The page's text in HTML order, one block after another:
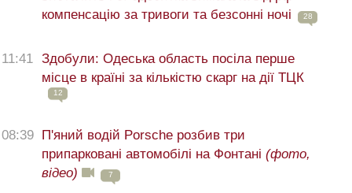
компенсацію за тривоги та безсонні ночі
28
11:41
Здобули: Одеська область посіла перше
місце в країні за кількістю скарг на дії ТЦК
12
08:39 П'яний водій Porsche розбив три
припарковані автомобілі на Фонтані (фото,
відео)
7